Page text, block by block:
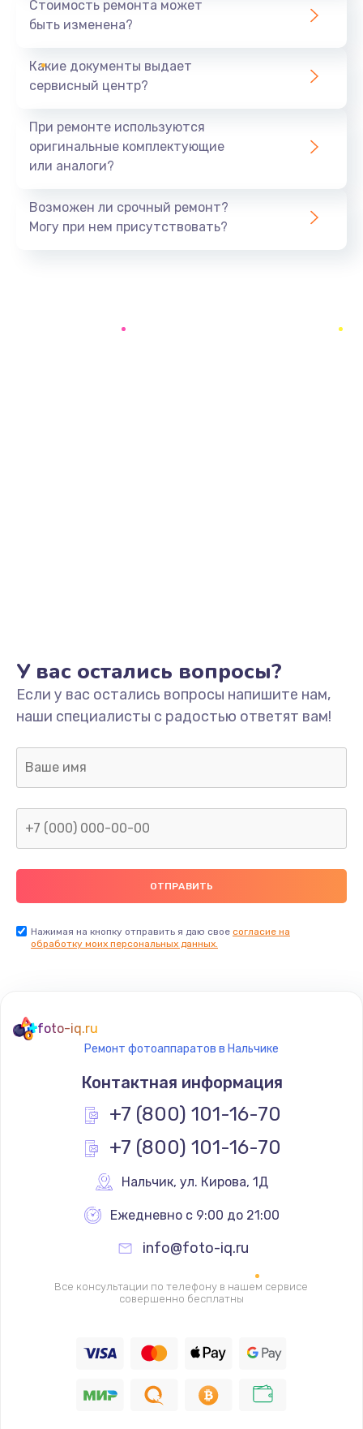
Ремонт южного моста
Замена батарейки BIOS
Заказать
Замена/Pемонт карбюратора
1300 руб.
Заказать
Ремонт капиллярной трубки
400 руб.
Заказать
Замена термостата
1200 руб.
Заказать
Замена реле
Замена термопредохранителя
700 руб.
Заказать
2500 руб.
Стоимость ремонта может
быть изменена?
Какие документы выдает
сервисный центр?
При ремонте используются
оригинальные комплектующие
или аналоги?
Возможен ли срочный ремонт?
Могу при нем присутствовать?
У вас остались вопросы?
Если у вас остались вопросы напишите нам,
наши специалисты с радостью ответят вам!
Нажимая на кнопку отправить я даю свое согласие на
обработку моих персональных данных.
foto-iq.ru
Ремонт фотоаппаратов в Нальчике
Контактная информация
+7 (800) 101-16-70
+7 (800) 101-16-70
Нальчик, ул. Кирова, 1Д
Ежедневно с 9:00 до 21:00
info@foto-iq.ru
Все консультации по телефону в нашем сервисе
совершенно бесплатны